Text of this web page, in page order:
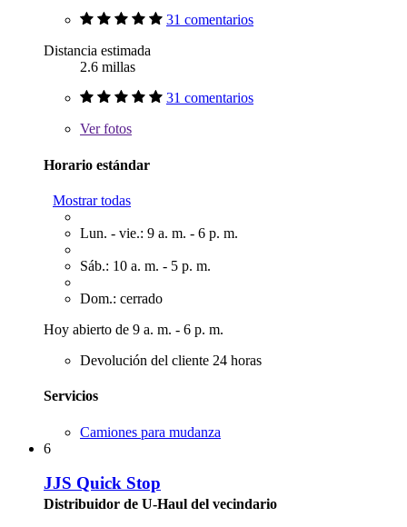
31 comentarios
Distancia estimada
2.6 millas
31 comentarios
Verfotos
Horario estándar
Mostrar todas
Lun. - vie.: 9 a. m. - 6 p. m.
Sáb.: 10 a. m. - 5 p. m.
Dom.: cerrado
Hoy abierto de 9 a. m. - 6 p. m.
Devolución del cliente 24 horas
Servicios
Camiones para mudanza
6
JJS Quick Stop
Distribuidor de U-Haul del vecindario